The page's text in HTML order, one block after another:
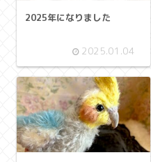
2025年になりました
2025.01.04